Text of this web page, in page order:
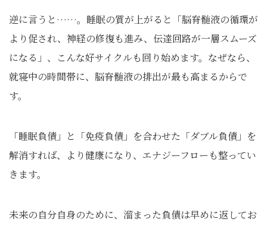
逆に言うと……。睡眠の質が上がると「脳脊髄液の循環が
より促され、神経の修復も進み、伝達回路が一層スムーズ
になる」、こんな好サイクルも回り始めます。なぜなら、
就寝中の時間帯に、脳脊髄液の排出が最も高まるからで
す。
「睡眠負債」と「免疫負債」を合わせた「ダブル負債」を
解消すれば、より健康になり、エナジーフローも整ってい
きます。
未来の自分自身のために、溜まった負債は早めに返してお